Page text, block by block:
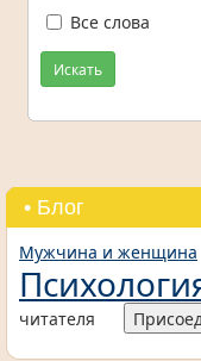
Все слова
Искать
• Блог
Мужчина и женщина
читателя